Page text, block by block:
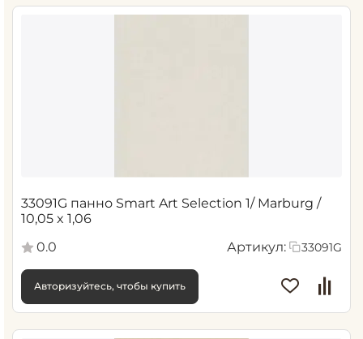
33091G панно Smart Art Selection 1/ Marburg /
10,05 x 1,06
0.0
Артикул: 33091G
Авторизуйтесь, чтобы купить